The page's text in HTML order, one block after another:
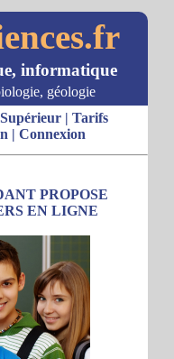
informatique
géologie
Supérieur| Tarifs
| Connexion
PROPOSE
EN LIGNE